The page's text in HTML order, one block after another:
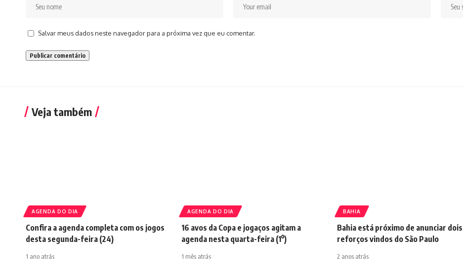
Salvar meus dados neste navegador para a próxima vez que eu comentar.
Veja também
AGENDA DO DIA
Confira a agenda completa com os jogos
desta segunda-feira (24)
1 ano atrás
AGENDA DO DIA
16 avos da Copa e jogaços agitam a
agenda nesta quarta-feira (1⁰)
1 mês atrás
BAHIA
Bahia está próximo de anunciar dois
reforços vindos do São Paulo
2 anos atrás